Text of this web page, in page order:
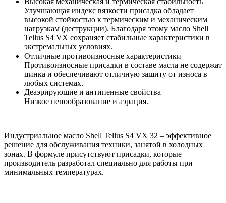
Улучшающая индекс вязкости присадка обладает
высокой стойкостью к термическим и механическим
нагрузкам (деструкции). Благодаря этому масло Shell
Tellus S4 VX сохраняет стабильные характеристики в
экстремальных условиях.
Отличные противоизносные характеристики
Противоизносные присадки в составе масла не содержат
цинка и обеспечивают отличную защиту от износа в
любых системах.
Деаэрирующие и антипенные свойства
Низкое пенообразование и аэрация.
Индустриальное масло Shell Tellus S4 VX 32 – эффективное
решение для обслуживания техники, занятой в холодных
зонах. В формуле присутствуют присадки, которые
производитель разработал специально для работы при
минимальных температурах.